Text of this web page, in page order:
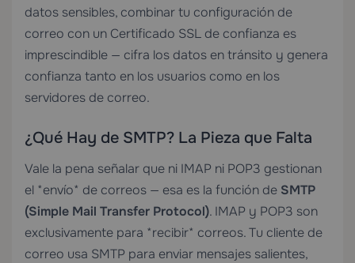
datos sensibles, combinar tu configuración de
correo con un Certificado SSL de confianza es
imprescindible — cifra los datos en tránsito y genera
confianza tanto en los usuarios como en los
servidores de correo.
¿Qué Hay de SMTP? La Pieza que Falta
Vale la pena señalar que ni IMAP ni POP3 gestionan
el *envío* de correos — esa es la función de SMTP
(Simple Mail Transfer Protocol). IMAP y POP3 son
exclusivamente para *recibir* correos. Tu cliente de
correo usa SMTP para enviar mensajes salientes,